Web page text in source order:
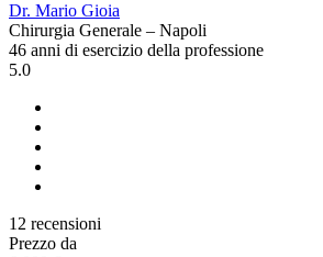
Dr. Mario Gioia
Chirurgia Generale – Napoli
46 anni di esercizio della professione
5.0
12 recensioni
Prezzo da